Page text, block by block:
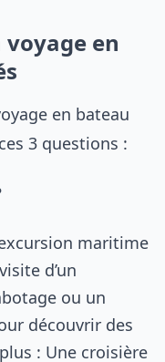
en
en bateau
3 questions :
maritime
d’un
ou un
découvrir des
: Une croisière